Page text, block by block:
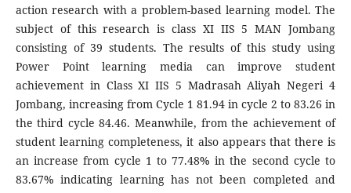
action research with a problem-based learning model. The
subject of this research is class XI IIS 5 MAN Jombang
consisting of 39 students. The results of this study using
Power Point learning media can improve student
achievement in Class XI IIS 5 Madrasah Aliyah Negeri 4
Jombang, increasing from Cycle 1 81.94 in cycle 2 to 83.26 in
the third cycle 84.46. Meanwhile, from the achievement of
student learning completeness, it also appears that there is
an increase from cycle 1 to 77.48% in the second cycle to
83.67% indicating learning has not been completed and